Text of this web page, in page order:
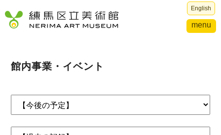
English
menu
館内事業・イベント